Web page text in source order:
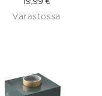
Varastossa